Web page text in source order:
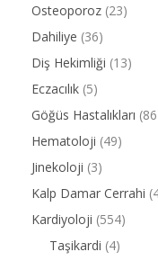
Osteoporoz (23)
Dahiliye (36)
Diş Hekimliği (13)
Eczacılık (5)
Göğüs Hastalıkları
Hematoloji (49)
Jinekoloji (3)
Kalp Damar Cerrahi
Kardiyoloji (554)
Taşikardi (4)